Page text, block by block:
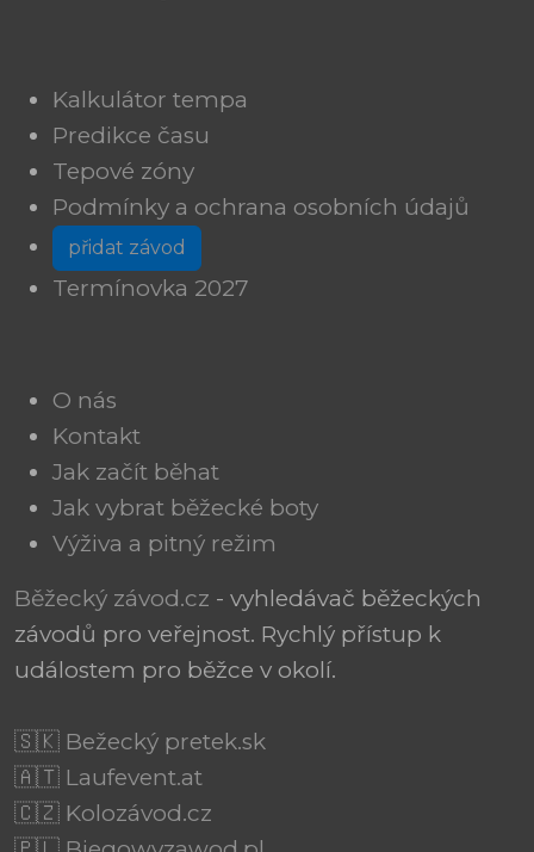
Kalkulátor tempa
Predikce času
Tepové zóny
Podmínky a ochrana osobních údajů
přidat závod
Termínovka 2027
O nás
Kontakt
Jak začít běhat
Jak vybrat běžecké boty
Výživa a pitný režim
Běžecký závod.cz - vyhledávač běžeckých
závodů pro veřejnost. Rychlý přístup k
událostem pro běžce v okolí.
🇸🇰 Bežecký pretek.sk
🇦🇹 Laufevent.at
🇨🇿 Kolozávod.cz